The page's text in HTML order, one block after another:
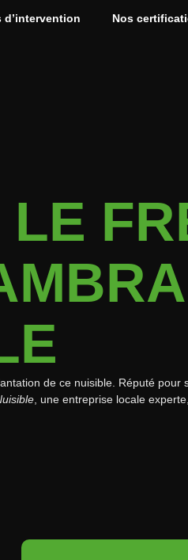
d’intervention Nos
de ce nuisible. Réputé
, une entreprise locale